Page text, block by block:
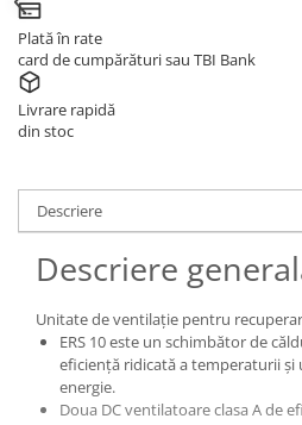
Plată în rate
card de cumpărături sau TBI Bank
Livrare rapidă
din stoc
Descriere
Descriere
Unitate de ventilație pentru
ERS 10 este un schimbător de
eficiență ridicată a temperaturii și
energie.
Doua DC ventilatoare clasa A de